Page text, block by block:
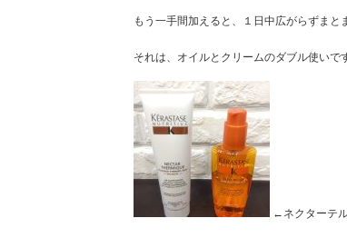
もう一手間加えると、１日中広がらずまと
それは、オイルとクリームのダブル使いで
←ネクターテ